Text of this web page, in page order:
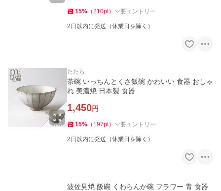
15% （210pt） 要エントリー
2日以内に発送（休業日を除く）
たたら
茶碗 いっちんとくさ飯碗 かわいい 食器 おしゃ
れ 美濃焼 日本製 食器
1,450円
15% （ 197pt） 要エントリー
2日以内に発送（休業日を除く）
波佐見焼 飯碗 くわらんか碗 フラワー 青 食器